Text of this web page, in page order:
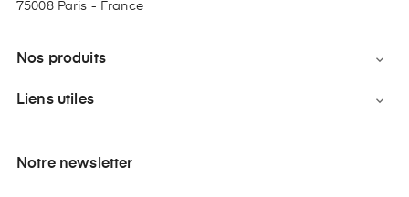
75008 Paris - France
Nos produits 
Liens utiles 
Notre newsletter